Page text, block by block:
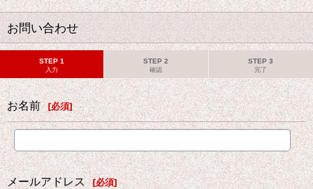
お問い合わせ
STEP 1
入力
STEP 2
確認
STEP 3
完了
お名前 [必須]
メールアドレス [必須]